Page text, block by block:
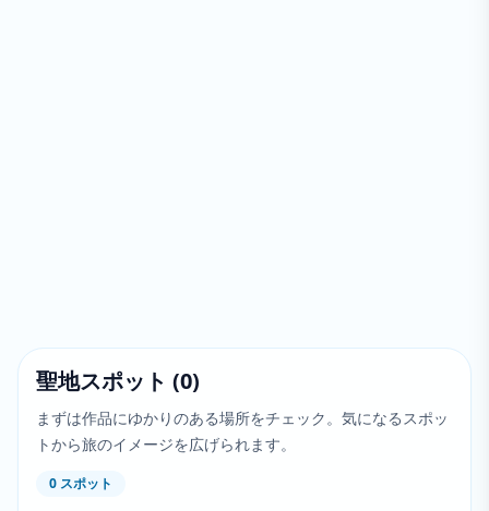
聖地スポット (0)
まずは作品にゆかりのある場所をチェック。気になるスポッ
トから旅のイメージを広げられます。
0 スポット